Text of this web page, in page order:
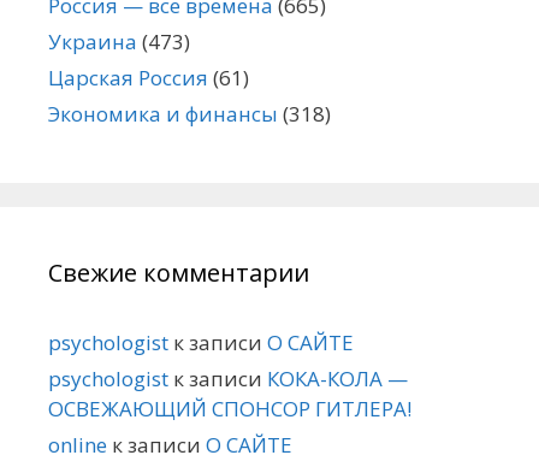
Украина (473)
Царская Россия (61)
Экономика и финансы (318)
Свежие комментарии
psychologist к записи О САЙТЕ
psychologist к записи КОКА-КОЛА —
ОСВЕЖАЮЩИЙ СПОНСОР ГИТЛЕРА!
online к записи О САЙТЕ